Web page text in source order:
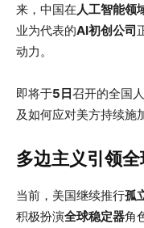
来，中国在人工智能领
业为代表的AI初创公司
动力。
即将于5日召开的全国
及如何应对美方持续施
多边主义引领
当前，美国继续推行孤
积极扮演全球稳定器角